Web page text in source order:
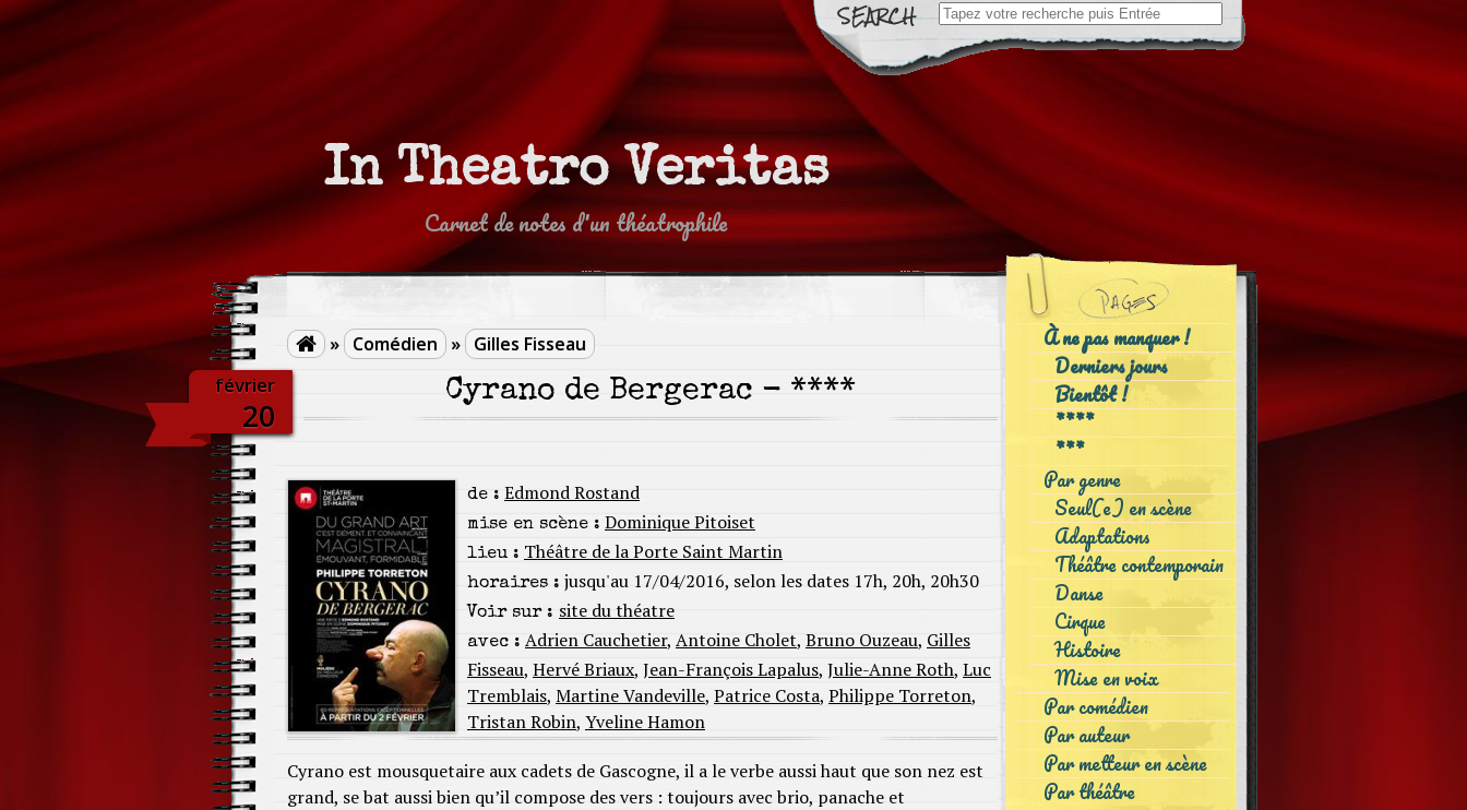
Search
for:
In Theatro Veritas
Carnet de notes d'un théatrophile
 » Comédien » Gilles Fisseau
février
20
Cyrano de Bergerac - ****
de : Edmond Rostand
mise en scène : Dominique Pitoiset
lieu : Théâtre de la Porte Saint Martin
horaires : jusqu'au 17/04/2016, selon les dates 17h, 20h, 20h30
Voir sur : site du théatre
avec : Adrien Cauchetier, Antoine Cholet, Bruno Ouzeau, Gilles
Fisseau, Hervé Briaux, Jean-François Lapalus, Julie-Anne Roth, Luc
Tremblais, Martine Vandeville, Patrice Costa, Philippe Torreton,
Tristan Robin, Yveline Hamon
Cyrano est mousquetaire aux cadets de Gascogne, il a le verbe aussi haut que son nez est
grand, se bat aussi bien qu’il compose des vers : toujours avec brio, panache et
À ne pas manquer !
Derniers jours
Bientôt !
****
***
Par genre
Seul(e) en scène
Adaptations
Théâtre contemporain
Danse
Cirque
Histoire
Mise en voix
Par comédien
Par auteur
Par metteur en scène
Par théâtre